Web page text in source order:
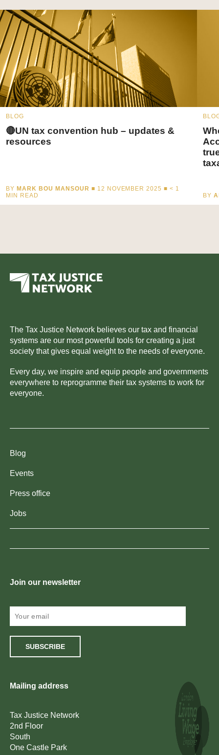
BLOG
🔴UN tax convention hub – updates &
resources
BY MARK BOU MANSOUR ■ 12 NOVEMBER 2025 ■< 1
MIN READ
BY
The Tax Justice Network believes our tax and financial
systems are our most powerful tools for creating a just
society that gives equal weight to the needs of everyone.
Every day, we inspire and equip people and governments
everywhere to reprogramme their tax systems to work for
everyone.
Blog
Events
Press office
Jobs
Join our newsletter
SUBSCRIBE
Mailing address
Tax Justice Network
2nd Floor
South
One Castle Park